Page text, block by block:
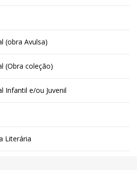
(obra Avulsa)
(Obra coleção)
Infantil e/ou Juvenil
Literária